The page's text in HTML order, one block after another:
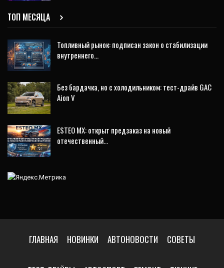
ТОП МЕСЯЦА
Топливный рынок: подписан закон о стабилизации
внутреннего…
Без бардачка, но с холодильником: тест-драйв GAC
Aion V
ESTEO MX: открыт предзаказ на новый
отечественный…
ГЛАВНАЯ НОВИНКИ АВТОНОВОСТИ СОВЕТЫ